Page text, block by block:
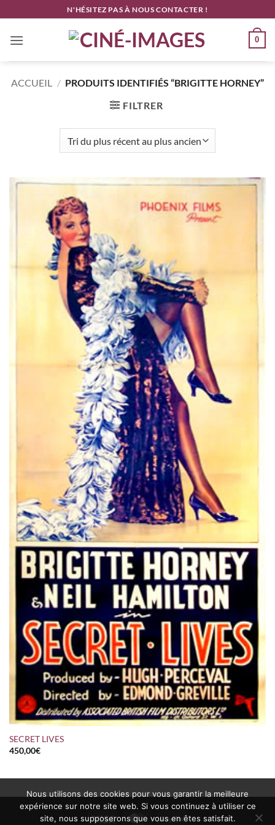
au
contenu
N'HÉSITEZ PAS À NOUS CONTACTER !
0
ACCUEIL / PRODUITS IDENTIFIÉS “BRIGITTE HORNEY”
FILTRER
SECRET LIVES
450,00€
Visa MasterCardPayPal
Nous utilisons des cookies pour vous garantir la meilleure
expérience sur notre site web. Si vous continuez à utiliser ce
site, nous supposerons que vous en êtes satisfait.